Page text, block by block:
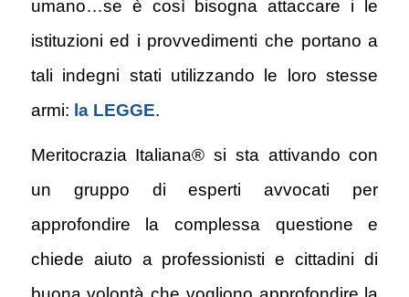
umano…se è così bisogna attaccare i le
istituzioni ed i provvedimenti che portano a
tali indegni stati utilizzando le loro stesse
armi: la LEGGE.
Meritocrazia Italiana® si sta attivando con
un gruppo di esperti avvocati per
approfondire la complessa questione e
chiede aiuto a professionisti e cittadini di